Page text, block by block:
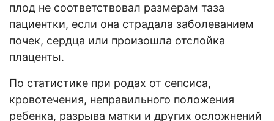
плод не соответствовал размерам таза
пациентки, если она страдала заболеванием
почек, сердца или произошла отслойка
плаценты.
По статистике при родах от сепсиса,
кровотечения, неправильного положения
ребенка, разрыва матки и других осложнений